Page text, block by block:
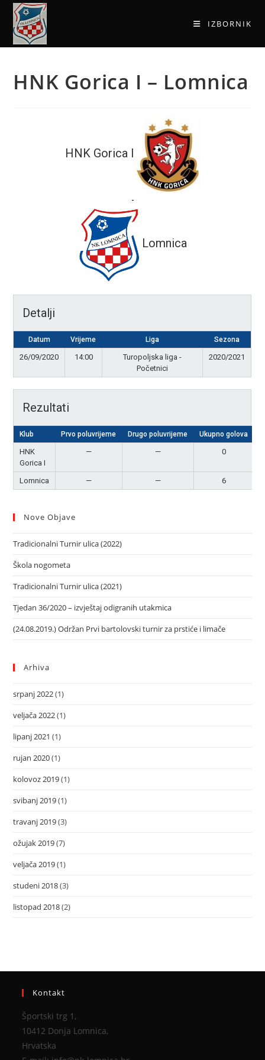
IZBORNIK
HNK Gorica I – Lomnica
HNK Gorica I
-
Lomnica
Detalji
Datum Vrijeme Liga Sezona
26/09/2020 14:00
Turopoljska liga -
Početnici
2020/2021
Rezultati
Klub Prvo poluvrijeme Drugo poluvrijeme Ukupno golova
HNK
Gorica I
— — 0
Lomnica — — 6
Nove Objave
Tradicionalni Turnir ulica (2022)
Škola nogometa
Tradicionalni Turnir ulica (2021)
Tjedan 36/2020 – izvještaj odigranih utakmica
(24.08.2019.) Održan Prvi bartolovski turnir za prstiće i limače
Arhiva
srpanj 2022(1)
veljača 2022(1)
lipanj 2021 (1)
rujan 2020(1)
kolovoz 2019(1)
svibanj 2019(1)
travanj 2019(3)
ožujak 2019(7)
veljača 2019(1)
studeni 2018(3)
listopad 2018(2)
Kontakt
Športski trg 1,
10412 Donja Lomnica,
Hrvatska